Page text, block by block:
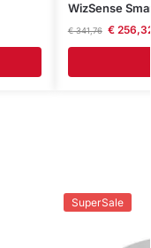
WizSense
€341,76 €
SuperSale